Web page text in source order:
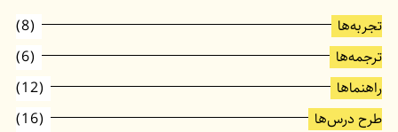
تجربه‌ها
(8)
ترجمه‌ها
(6)
راهنماها
(12)
طرح درس‌ها
(16)